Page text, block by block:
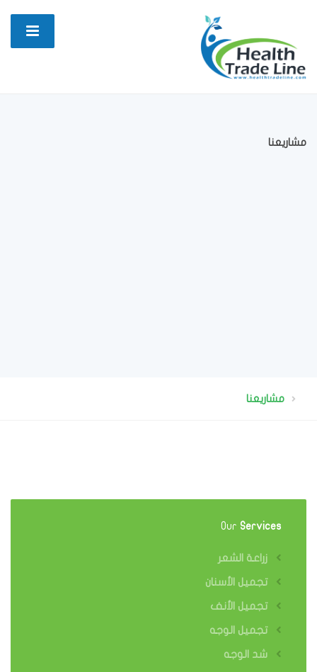
مشاريعنا
مشاريعنا
Our Services
زراعة الشعر
تجميل الأسنان
تجميل الأنف
تجميل الوجه
شد الوجه